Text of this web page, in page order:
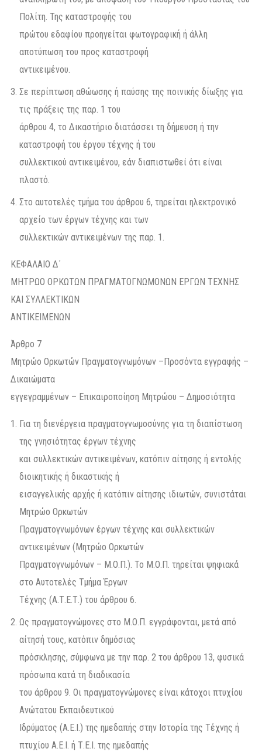
Πολίτη. Της καταστροφής του
πρώτου εδαφίου προηγείται φωτογραφική ή άλλη
αποτύπωση του προς καταστροφή
αντικειμένου.
Σε περίπτωση αθώωσης ή παύσης της ποινικής δίωξης για
τις πράξεις της παρ. 1 του
άρθρου 4, το Δικαστήριο διατάσσει τη δήμευση ή την
καταστροφή του έργου τέχνης ή του
συλλεκτικού αντικειμένου, εάν διαπιστωθεί ότι είναι
πλαστό.
Στο αυτοτελές τμήμα του άρθρου 6, τηρείται ηλεκτρονικό
αρχείο των έργων τέχνης και των
συλλεκτικών αντικειμένων της παρ. 1.
ΚΕΦΑΛΑΙΟ Δ΄
ΜΗΤΡΩΟ ΟΡΚΩΤΩΝ ΠΡΑΓΜΑΤΟΓΝΩΜΟΝΩΝ ΕΡΓΩΝ ΤΕΧΝΗΣ
ΚΑΙ ΣΥΛΛΕΚΤΙΚΩΝ
ΑΝΤΙΚΕΙΜΕΝΩΝ
Άρθρο 7
Μητρώο Ορκωτών Πραγματογνωμόνων –Προσόντα εγγραφής –
Δικαιώματα
εγγεγραμμένων – Επικαιροποίηση Μητρώου – Δημοσιότητα
Για τη διενέργεια πραγματογνωμοσύνης για τη διαπίστωση
της γνησιότητας έργων τέχνης
και συλλεκτικών αντικειμένων, κατόπιν αίτησης ή εντολής
διοικητικής ή δικαστικής ή
εισαγγελικής αρχής ή κατόπιν αίτησης ιδιωτών, συνιστάται
Μητρώο Ορκωτών
Πραγματογνωμόνων έργων τέχνης και συλλεκτικών
αντικειμένων (Μητρώο Ορκωτών
Πραγματογνωμόνων – Μ.Ο.Π.). Το Μ.Ο.Π. τηρείται ψηφιακά
στο Αυτοτελές Τμήμα Έργων
Τέχνης (Α.Τ.Ε.Τ.) του άρθρου 6.
Ως πραγματογνώμονες στο Μ.Ο.Π. εγγράφονται, μετά από
αίτησή τους, κατόπιν δημόσιας
πρόσκλησης, σύμφωνα με την παρ. 2 του άρθρου 13, φυσικά
πρόσωπα κατά τη διαδικασία
του άρθρου 9. Οι πραγματογνώμονες είναι κάτοχοι πτυχίου
Ανώτατου Εκπαιδευτικού
Ιδρύματος (Α.Ε.Ι.) της ημεδαπής στην Ιστορία της Τέχνης ή
πτυχίου Α.Ε.Ι. ή Τ.Ε.Ι. της ημεδαπής